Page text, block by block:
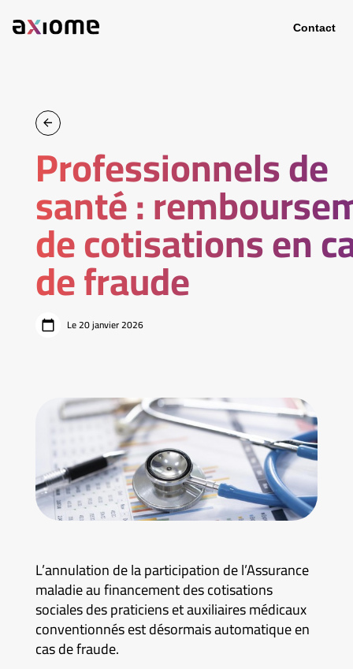
Contact
Professionnels de
santé :
de cotisations en
de fraude
Le 20 janvier 2026
L’annulation de la participation de l’Assurance
maladie au financement des cotisations
sociales des praticiens et auxiliaires médicaux
conventionnés est désormais automatique en
cas de fraude.